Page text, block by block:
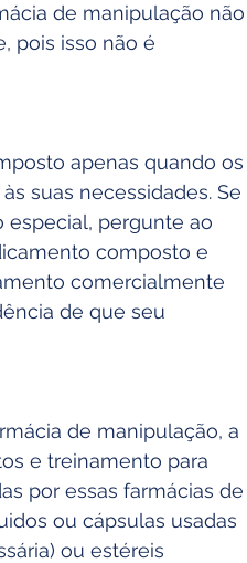
de manipulação não
pois isso não é
apenas quando os
suas necessidades. Se
pergunte ao
composto e
comercialmente
de que seu
de manipulação, a
e treinamento para
por essas farmácias de
ou cápsulas usadas
ou estéreis